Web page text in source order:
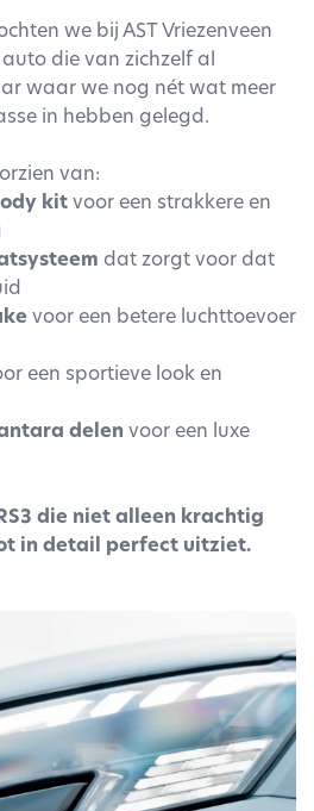
we bij AST Vriezenveen
die van zichzelf al
waar we nog nét wat meer
in hebben gelegd.
van:
kitvoor een strakkere en
dat zorgt voor dat
voor een betere luchttoevoer
een sportieve look en
delen voor een luxe
die niet alleen krachtig
in detail perfect uitziet.